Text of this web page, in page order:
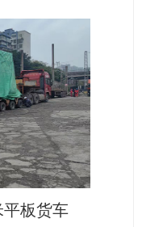
平板货车